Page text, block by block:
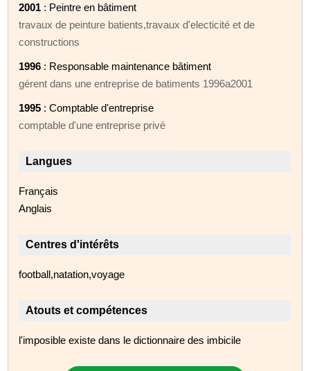
2001 : Peintre en bâtiment
travaux de peinture batients,travaux d'electicité et de
constructions
1996 : Responsable maintenance bâtiment
gérent dans une entreprise de batiments 1996a2001
1995 : Comptable d'entreprise
comptable d'une entreprise privé
Langues
Français
Anglais
Centres d'intérêts
football,natation,voyage
Atouts et compétences
l'imposible existe dans le dictionnaire des imbicile